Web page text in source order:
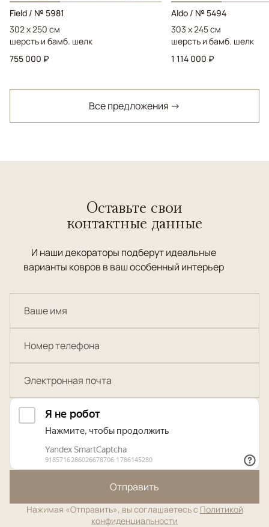
Field / № 5981
302 x 250 см
шерсть и бамб. шелк
755 000 ₽
Aldo / № 5494
303 x 245 см
шерсть и бамб. шелк
1 114 000 ₽
Все предложения →
Оставьте свои
контактные данные
И наши декораторы подберут идеальные
варианты ковров в ваш особенный интерьер
Отправить
Нажимая «Отправить», вы соглашаетесь с Политикой
конфиденциальности